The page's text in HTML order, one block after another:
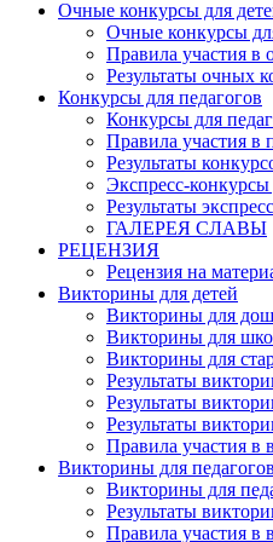
Очные конкурсы для
Очные конкурсы
Правила участия в
Результаты очных
Конкурсы для педагогов
Конкурсы для
Правила участия в
Результаты
Экспресс-конкурсы
Результаты
ГАЛЕРЕЯ СЛАВЫ
РЕЦЕНЗИЯ
Рецензия на
Викторины для детей
Викторины для
Викторины для
Викторины для
Результаты
Результаты
Результаты
Правила участия в
Викторины для педагогов
Викторины для
Результаты
Правила участия в